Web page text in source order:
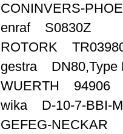
CONINVERS-
enraf S0830Z
ROTORK
gestra DN80,Type
WUERTH 94906
wika D-10-7-BBI-
GEFEG-NECKAR